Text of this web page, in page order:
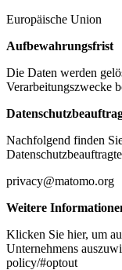
Europäische Union
Aufbewahrungsfrist
Die Daten werden
Verarbeitungszwecke
Nachfolgend finden
privacy@matomo.org
Weitere
Klicken Sie hier, um
Unternehmens
policy/#optout